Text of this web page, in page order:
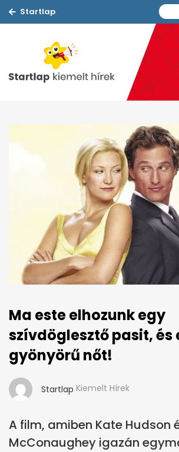
Startlap
Ma este elhozunk egy
szívdöglesztő pasit, és
gyönyörű nőt!
Startlap Kiemelt Hírek
A film, amiben Kate Hudson
McConaughey igazán